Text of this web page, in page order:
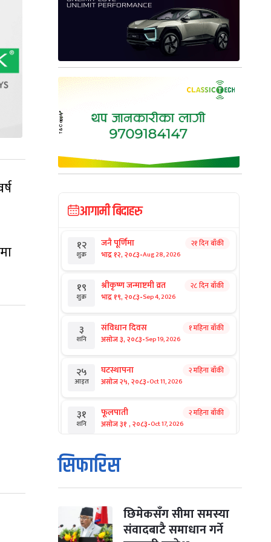
आगामी बिदाहरु
१२
शुक्र
जनै पूर्णिमा
भाद्र १२, २०८३-Aug 28, 2026
२१ दिन बाँकी
१९
शुक्र
श्रीकृष्ण जन्माष्टमी व्रत
भाद्र १९, २०८३-Sep 4, 2026
२८ दिन बाँकी
३
शनि
संविधान दिवस
असोज ३, २०८३-Sep 19, 2026
१ महिना बाँकी
२५
आइत
घटस्थापना
असोज २५, २०८३-Oct 11, 2026
२ महिना बाँकी
३१
शनि
फूलपाती
असोज ३१ , २०८३-Oct 17, 2026
२ महिना बाँकी
१
आइत
कार्तिक सङ्क्रान्ति
कार्तिक १, २०८३
मंगल कार्तिक ३, २०८३-Oct 20, 2026
२ महिना बाँकी
सिफारिस
छिमेकसँग सीमा समस्या
संवादबाटै समाधान गर्ने